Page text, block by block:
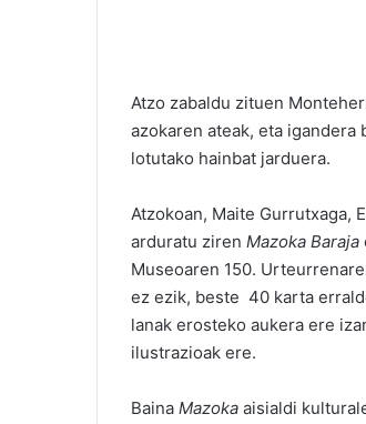
Atzo zabaldu zituen
azokaren ateak, eta
lotutako hainbat jarduera.
Atzokoan, Maite Gurrutxaga,
arduratu ziren Mazoka Baraja
Museoaren 150.
ez ezik, beste 40 karta
lanak erosteko aukera ere
ilustrazioak ere.
Baina Mazoka aisialdi